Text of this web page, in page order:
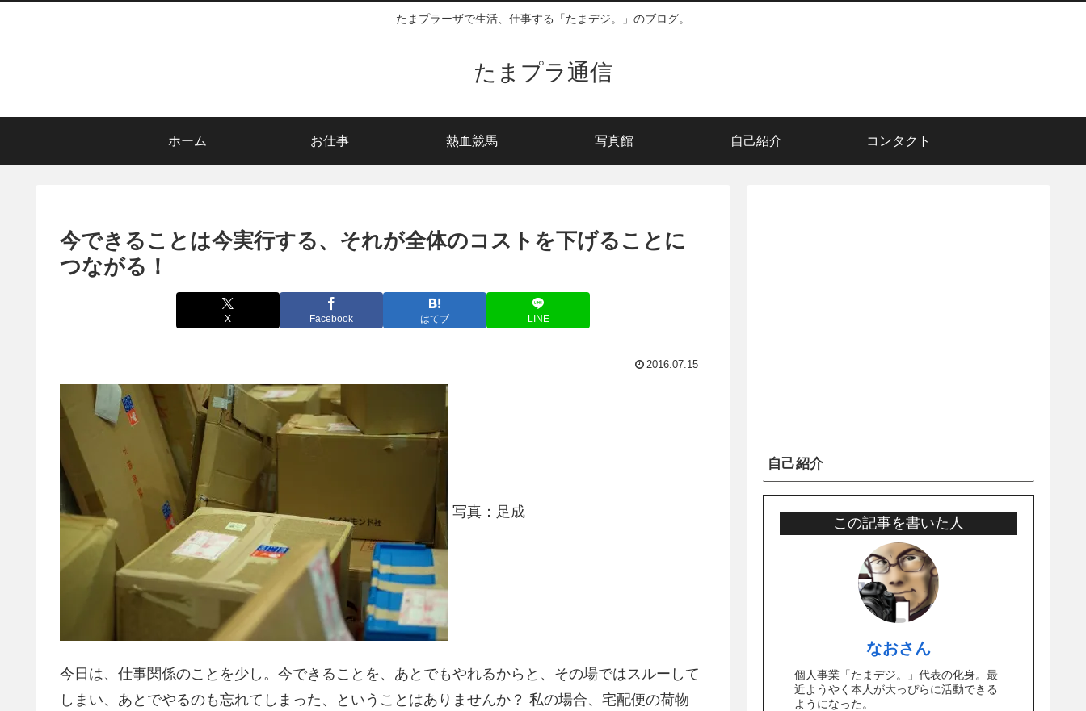
たまプラーザで生活、仕事する「たまデジ。」のブログ。
たまプラ通信
ホーム お仕事 熱血競馬 写真館 自己紹介 コンタクト
今できることは今実行する、それが全体のコストを下げることに
つながる！
X Facebook はてブ LINE
2016.07.15
写真：足成
今日は、仕事関係のことを少し。今できることを、あとでもやれるからと、その場ではスルーして
しまい、あとでやるのも忘れてしまった、ということはありませんか？ 私の場合、宅配便の荷物
自己紹介
この記事を書いた人
なおさん
個人事業「たまデジ。」代表の化身。最
近ようやく本人が大っぴらに活動できる
ようになった。